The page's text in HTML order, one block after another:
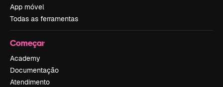
App móvel
Todas as ferramentas
Começar
Academy
Documentação
Atendimento